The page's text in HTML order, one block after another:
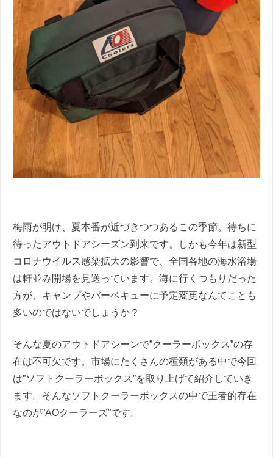
梅雨が明け、夏本番が近づきつつあるこの季節。待ちに
待ったアウトドアシーズン到来です。しかも今年は新型
コロナウイルス感染拡大の影響で、全国各地の海水浴場
は軒並み開場を見送っています。海に行くつもりだった
方が、キャンプやバーベキューに予定変更なんてことも
多いのではないでしょうか？
そんな夏のアウトドアシーンで”クーラーボックス”の存
在は不可欠です。市場にたくさんの種類がある中で今回
は”ソフトクーラーボックス”を取り上げて紹介していき
ます。そんなソフトクーラーボックスの中で王者的存在
なのが”AOクーラーズ”です。